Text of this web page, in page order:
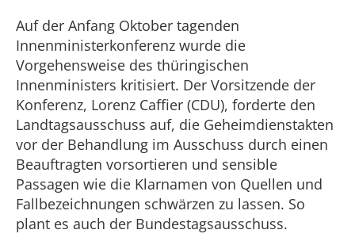
Auf der Anfang Oktober tagenden
Innenministerkonferenz wurde die
Vorgehensweise des thüringischen
Innenministers kritisiert. Der Vorsitzende der
Konferenz, Lorenz Caffier (CDU), forderte den
Landtagsausschuss auf, die Geheimdienstakten
vor der Behandlung im Ausschuss durch einen
Beauftragten vorsortieren und sensible
Passagen wie die Klarnamen von Quellen und
Fallbezeichnungen schwärzen zu lassen. So
plant es auch der Bundestagsausschuss.